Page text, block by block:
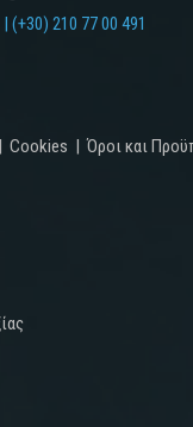
(+30) 210 77 00 491
| Cookies |Όροι και